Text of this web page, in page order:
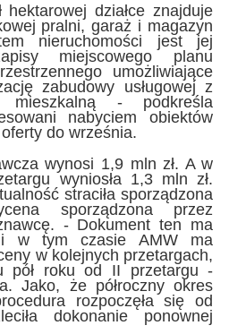
hektarowej działce znajduje
pralni, garaż i magazyn
nieruchomości jest jej
miejscowego planu
umożliwiające
zabudowy usługowej z
mieszkalną - podkreśla
nabyciem obiektów
do września.
wynosi 1,9 mln zł. A w
wyniosła 1,3 mln zł.
straciła sporządzona
sporządzona przez
- Dokument ten ma
w tym czasie AMW ma
w kolejnych przetargach,
pół roku od II przetargu -
Jako, że półroczny okres
rozpoczęła się od
dokonanie ponownej